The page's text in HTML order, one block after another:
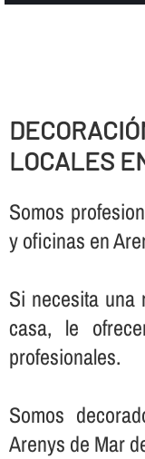
LOCALES
Somos
y oficinas en
Si necesita una
casa, le
profesionales.
Somos
Arenys de Mar